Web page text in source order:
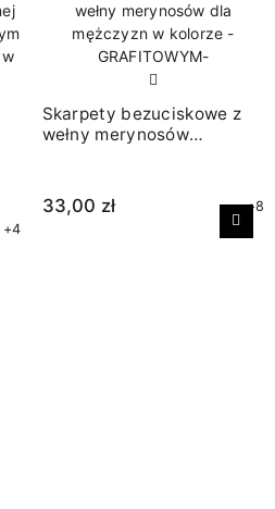
+4
Skarpety bezuciskowe z
wełny merynosów
33,00 zł +8